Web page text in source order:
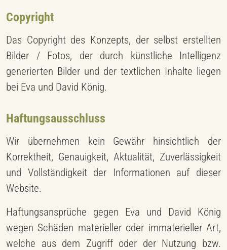
Copyright
Das Copyright des Konzepts, der selbst erstellten
Bilder / Fotos, der durch künstliche Intelligenz
generierten Bilder und der textlichen Inhalte liegen
bei Eva und David König.
Haftungsausschluss
Wir übernehmen kein Gewähr hinsichtlich der
Korrektheit, Genauigkeit, Aktualität, Zuverlässigkeit
und Vollständigkeit der Informationen auf dieser
Website.
Haftungsansprüche gegen Eva und David König
wegen Schäden materieller oder immaterieller Art,
welche aus dem Zugriff oder der Nutzung bzw.